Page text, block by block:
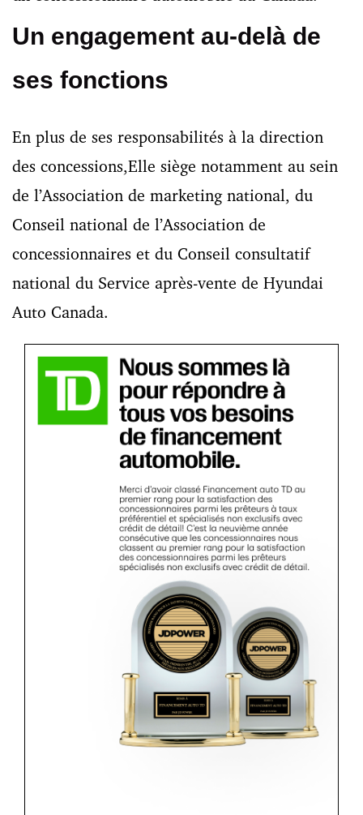
Un engagement au-delà de
ses fonctions
En plus de ses responsabilités à la direction
des concessions,Elle siège notamment au sein
de l’Association de marketing national, du
Conseil national de l’Association de
concessionnaires et du Conseil consultatif
national du Service après-vente de Hyundai
Auto Canada.